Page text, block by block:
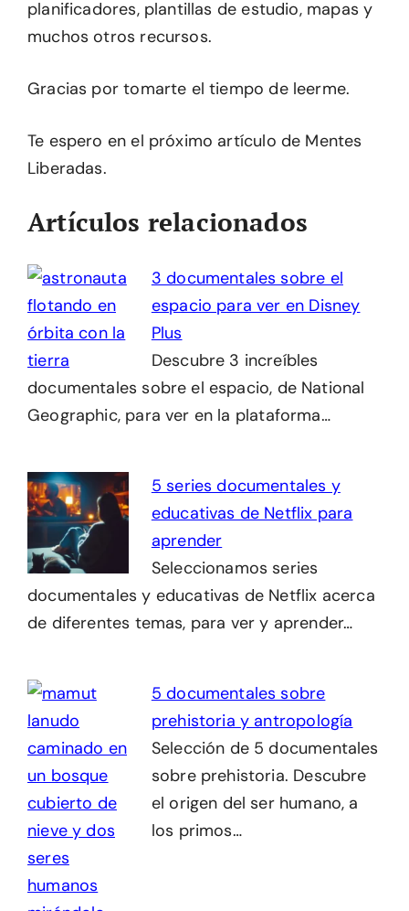
planificadores, plantillas de estudio, mapas y
muchos otros recursos.
Gracias por tomarte el tiempo de leerme.
Te espero en el próximo artículo de Mentes
Liberadas.
Artículos relacionados
3 documentales sobre el
espacio para ver en Disney
Plus
Descubre 3 increíbles
documentales sobre el espacio, de National
Geographic, para ver en la plataforma…
5 series documentales y
educativas de Netflix para
aprender
Seleccionamos series
documentales y educativas de Netflix acerca
de diferentes temas, para ver y aprender…
5 documentales sobre
prehistoria y antropología
Selección de 5 documentales
sobre prehistoria. Descubre
el origen del ser humano, a
los primos…